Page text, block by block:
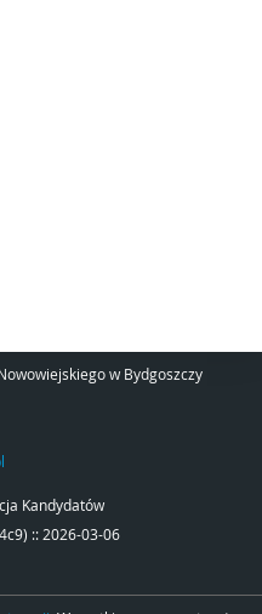
w Bydgoszczy
Kandydatów
:: 2026-03-06